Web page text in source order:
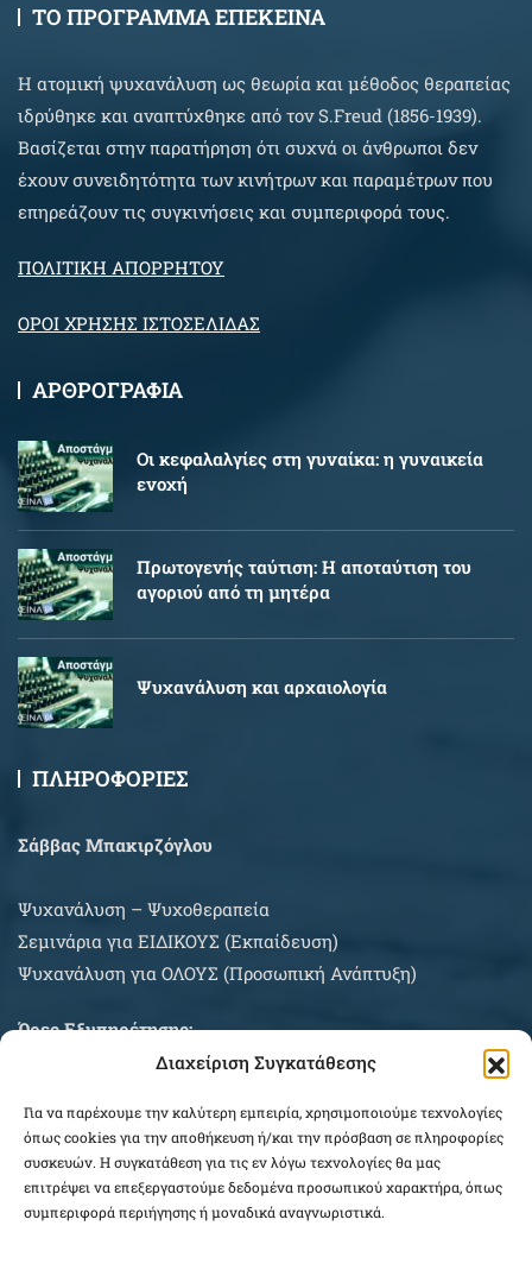
Διαχείριση Συγκατάθεσης
Για να παρέχουμε την καλύτερη εμπειρία, χρησιμοποιούμε τεχνολογίες
όπως cookies για την αποθήκευση ή/και την πρόσβαση σε πληροφορίες
συσκευών. Η συγκατάθεση για τις εν λόγω τεχνολογίες θα μας
επιτρέψει να επεξεργαστούμε δεδομένα προσωπικού χαρακτήρα, όπως
συμπεριφορά περιήγησης ή μοναδικά αναγνωριστικά.
ΤΟ ΠΡΟΓΡΑΜΜΑ ΕΠΕΚΕΙΝΑ
Η ατομική ψυχανάλυση ως θεωρία και μέθοδος θεραπείας
ιδρύθηκε και αναπτύχθηκε από τον S.Freud (1856-1939).
Βασίζεται στην παρατήρηση ότι συχνά οι άνθρωποι δεν
έχουν συνειδητότητα των κινήτρων και παραμέτρων που
επηρεάζουν τις συγκινήσεις και συμπεριφορά τους.
ΠΟΛΙΤΙΚΗ ΑΠΟΡΡΗΤΟΥ
ΟΡΟΙ ΧΡΗΣΗΣ ΙΣΤΟΣΕΛΙΔΑΣ
ΑΡΘΡΟΓΡΑΦΙΑ
Oι κεφαλαλγίες στη γυναίκα: η γυναικεία
ενοχή
Πρωτογενής ταύτιση: Η αποταύτιση του
αγοριού από τη μητέρα
Ψυχανάλυση και αρχαιολογία
ΠΛΗΡΟΦΟΡΙΕΣ
Σάββας Μπακιρζόγλου
Ψυχανάλυση – Ψυχοθεραπεία
Σεμινάρια για EIΔΙΚΟΥΣ (Εκπαίδευση)
Ψυχανάλυση για ΟΛΟΥΣ (Προσωπική Ανάπτυξη)
Ώρες Εξυπηρέτησης:
ΠΛΗΡΟΦΟΡΙΕΣ ΑΓΟΡΩΝ